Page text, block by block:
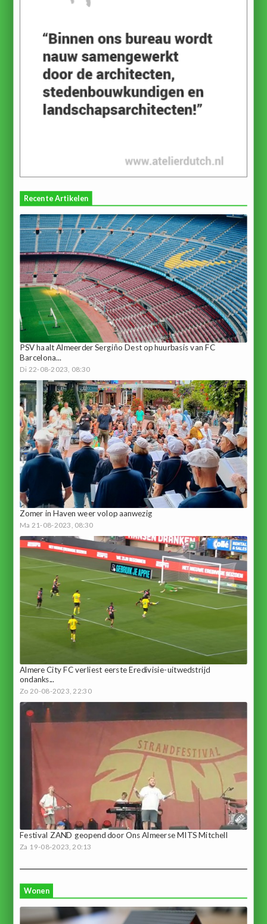
Recente Artikelen
PSV haalt Almeerder Sergiño Dest op huurbasis van FC
Barcelona...
Di 22-08-2023, 08:30
Zomer in Haven weer volop aanwezig
Ma 21-08-2023, 08:30
Almere City FC verliest eerste Eredivisie-uitwedstrijd
ondanks...
Zo 20-08-2023, 22:30
Festival ZAND geopend door Ons Almeerse MITS Mitchell
Za 19-08-2023, 20:13
Wonen